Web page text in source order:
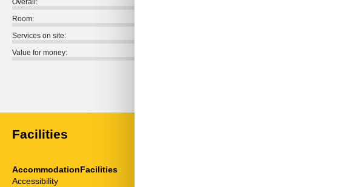
Overall:
Room:
Services on site:
Value for money:
Facilities
AccommodationFacilities
Accessibility